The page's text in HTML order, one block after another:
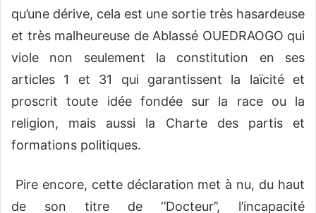
qu’une dérive, cela est une sortie très hasardeuse
et très malheureuse de Ablassé OUEDRAOGO qui
viole non seulement la constitution en ses
articles 1 et 31 qui garantissent la laïcité et
proscrit toute idée fondée sur la race ou la
religion, mais aussi la Charte des partis et
formations politiques.
Pire encore, cette déclaration met à nu, du haut
de son titre de ‘’Docteur’’, l’incapacité